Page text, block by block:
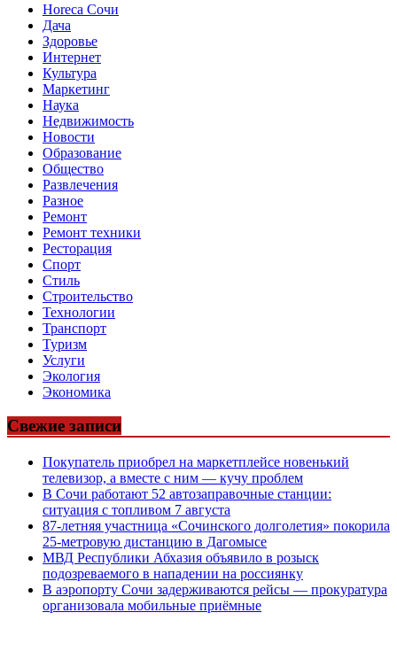
Horeca Сочи
Дача
Здоровье
Интернет
Культура
Маркетинг
Наука
Недвижимость
Новости
Образование
Общество
Развлечения
Разное
Ремонт
Ремонт техники
Ресторация
Спорт
Стиль
Строительство
Технологии
Транспорт
Туризм
Услуги
Экология
Экономика
Свежие записи
Покупатель приобрел на маркетплейсе новенький
телевизор, а вместе с ним — кучу проблем
В Сочи работают 52 автозаправочные станции:
ситуация с топливом 7 августа
87-летняя участница «Сочинского долголетия» покорила
25-метровую дистанцию в Дагомысе
МВД Республики Абхазия объявило в розыск
подозреваемого в нападении на россиянку
В аэропорту Сочи задерживаются рейсы — прокуратура
организовала мобильные приёмные